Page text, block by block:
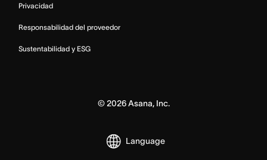
Privacidad
Responsabilidad del proveedor
Sustentabilidad y ESG
© 2026Asana, Inc.
Language